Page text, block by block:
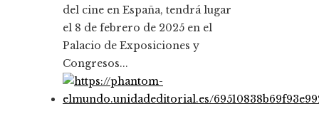
del cine en España, tendrá lugar
el 8 de febrero de 2025 en el
Palacio de Exposiciones y
Congresos...